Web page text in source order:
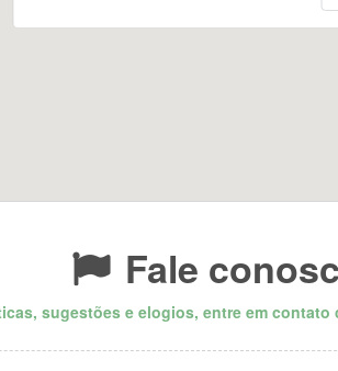
Fale
sugestões e elogios, entre em